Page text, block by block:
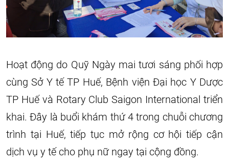
Hoạt động do Quỹ Ngày mai tươi sáng phối hợp
cùng Sở Y tế TP Huế, Bệnh viện Đại học Y Dược
TP Huế và Rotary Club Saigon International triển
khai. Đây là buổi khám thứ 4 trong chuỗi chương
trình tại Huế, tiếp tục mở rộng cơ hội tiếp cận
dịch vụ y tế cho phụ nữ ngay tại cộng đồng.